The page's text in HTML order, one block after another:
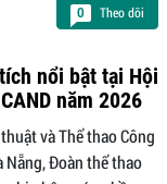
0 Theo dõi
nổi bật tại Hội
năm 2026
và Thể thao Công
Nẵng, Đoàn thể thao